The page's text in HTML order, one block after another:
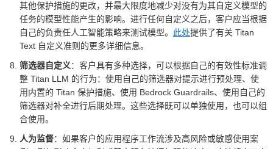
其他保护措施的更改，并最大限度地减少对没有为其自定义模型的
任务的模型性能产生的影响。进行任何自定义之后，客户应当根据
自己的负责任人工智能策略来测试模型。 此处提供了有关 Titan
Text 自定义准则的更多详细信息。
筛选器自定义：客户具有多种选择，可以根据自己的有效性标准调
整 Titan LLM 的行为：使用自己的筛选器对提示进行预处理、使
用内置的 Titan 保护措施、使用 Bedrock Guardrails、使用自己的
筛选器对补全进行后期处理。这些选择既可以单独使用，也可以组
合使用。
人为监督：如果客户的应用程序工作流涉及高风险或敏感使用案